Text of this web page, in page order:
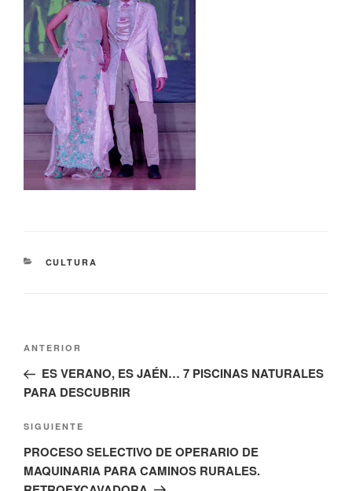
CATEGORÍAS
CULTURA
Navegación
entradas
Entrada
anterior:
ANTERIOR
ES VERANO, ES JAÉN… 7 PISCINAS NATURALES
PARA DESCUBRIR
Siguiente
entrada
SIGUIENTE
PROCESO SELECTIVO DE OPERARIO DE
MAQUINARIA PARA CAMINOS RURALES.